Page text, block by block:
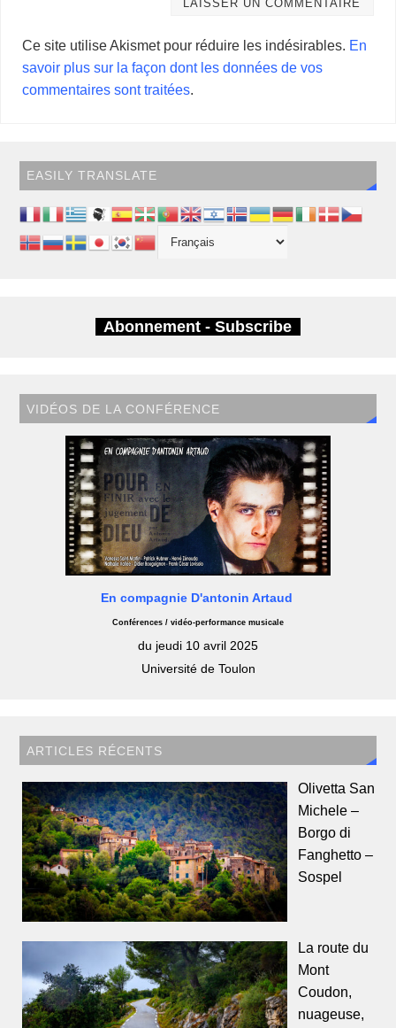
Ce site utilise Akismet pour réduire les indésirables. En
savoir plus sur la façon dont les données de vos
commentaires sont traitées.
EASILY TRANSLATE
Abonnement - Subscribe
VIDÉOS DE LA CONFÉRENCE
En compagnie D'antonin Artaud
Conférences / vidéo-performance musicale
du jeudi 10 avril 2025
Université de Toulon
ARTICLES RÉCENTS
Olivetta San
Michele –
Borgo di
Fanghetto –
Sospel
La route du
Mont
Coudon,
nuageuse,